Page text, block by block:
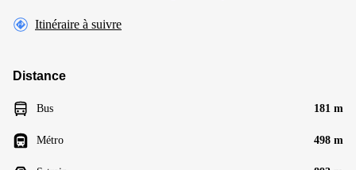
Itinéraire à suivre
Distance
Bus 181 m
Métro 498 m